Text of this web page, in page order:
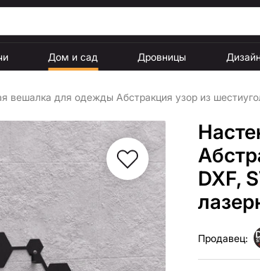
Дом и сад Дровницы
вешалка для одежды Абстракция узор из
DXF,
Продавец: